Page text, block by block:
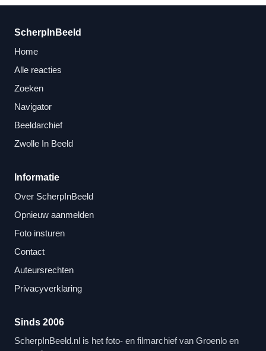
ScherpInBeeld
Home
Alle reacties
Zoeken
Navigator
Beeldarchief
Zwolle In Beeld
Informatie
Over ScherpInBeeld
Opnieuw aanmelden
Foto insturen
Contact
Auteursrechten
Privacyverklaring
Sinds 2006
ScherpInBeeld.nl is het foto- en filmarchief van Groenlo en